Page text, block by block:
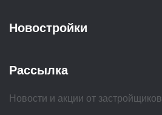
Новостройки
Рассылка
Новости и акции от застройщиков